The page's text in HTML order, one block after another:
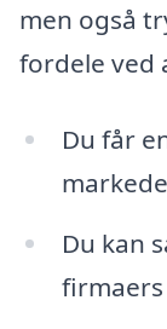
men også
fordele ved
Du får
Du kan